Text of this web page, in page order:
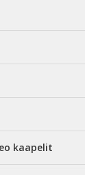
kaapelit